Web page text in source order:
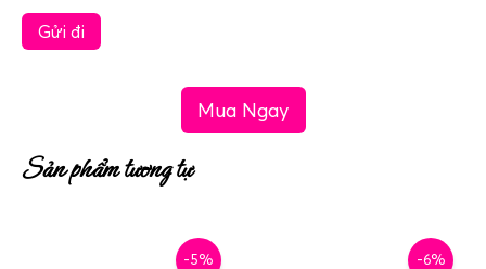
Mua Ngay
Sản phẩm tương tự
-5% -6%